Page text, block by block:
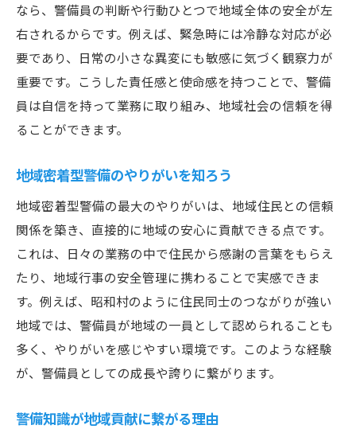
なら、警備員の判断や行動ひとつで地域全体の安全が左
右されるからです。例えば、緊急時には冷静な対応が必
要であり、日常の小さな異変にも敏感に気づく観察力が
重要です。こうした責任感と使命感を持つことで、警備
員は自信を持って業務に取り組み、地域社会の信頼を得
ることができます。
地域密着型警備のやりがいを知ろう
地域密着型警備の最大のやりがいは、地域住民との信頼
関係を築き、直接的に地域の安心に貢献できる点です。
これは、日々の業務の中で住民から感謝の言葉をもらえ
たり、地域行事の安全管理に携わることで実感できま
す。例えば、昭和村のように住民同士のつながりが強い
地域では、警備員が地域の一員として認められることも
多く、やりがいを感じやすい環境です。このような経験
が、警備員としての成長や誇りに繋がります。
警備知識が地域貢献に繋がる理由